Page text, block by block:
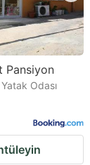
Pansiyon
Odası